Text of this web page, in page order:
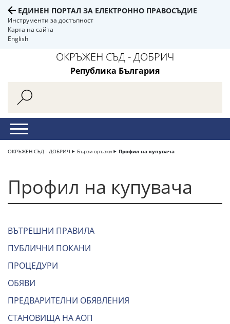
ЕДИНЕН ПОРТАЛ ЗА ЕЛЕКТРОННО ПРАВОСЪДИЕ
Инструменти за достъпност
Карта на сайта
English
ОКРЪЖЕН СЪД - ДОБРИЧ
Република България
ОКРЪЖЕН СЪД - ДОБРИЧ Бързи връзки Профил на купувача
Профил на купувача
ВЪТРЕШНИ ПРАВИЛА
ПУБЛИЧНИ ПОКАНИ
ПРОЦЕДУРИ
ОБЯВИ
ПРЕДВАРИТЕЛНИ ОБЯВЛЕНИЯ
СТАНОВИЩА НА АОП